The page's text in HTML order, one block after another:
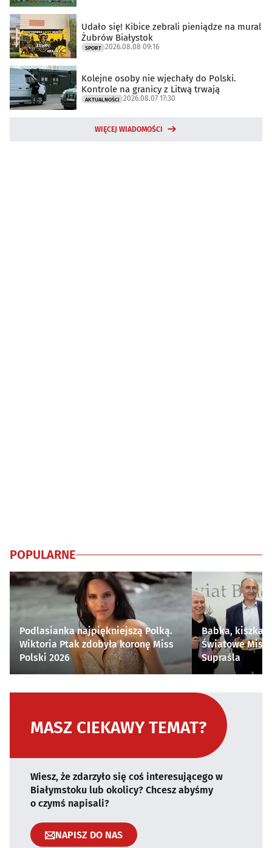
Udało się! Kibice zebrali pieniądze na mural
Żubrów Białystok
SPORT 2026.08.08 09:16
Kolejne osoby nie wjechały do Polski.
Kontrole na granicy z Litwą trwają
AKTUALNOŚCI 2026.08.07 17:30
WIĘCEJ WIADOMOŚCI
POPULARNE
Podlasianka najpiękniejszą Polką.
Wiktoria Ptak zdobyła koronę Miss
Polski 2026
Babka, kiszka i
Światowe
Supraśla
MASZ CIEKAWY TEMAT?
Wiesz, że zdarzyło się coś interesującego w
Białymstoku lub okolicy? Chcesz abyśmy
o czymś napisali?
NAPISZ DO NAS